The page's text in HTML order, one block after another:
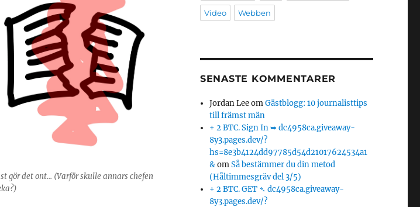
gör det ont... (Varför skulle annars chefen
Video Webben
SENASTE KOMMENTARER
Jordan LeeomGästblogg: 10 journalisttips
till främst män
+ 2 BTC. Sign In ➥ dc4958ca.giveaway-
8y3.pages.dev/?
hs=8e3b4124dd97785d54d21017624534a1
&omSå bestämmer du din metod
(Håltimmesgräv del 3/5)
+ 2 BTC. GET ➴ dc4958ca.giveaway-
8y3.pages.dev/?